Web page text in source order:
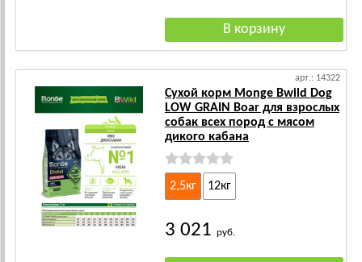
арт.: 14322
Сухой корм Monge Bwild Dog
LOW GRAIN Boar для взрослых
собак всех пород с мясом
дикого кабана
2,5кг 12кг
3 021 руб.